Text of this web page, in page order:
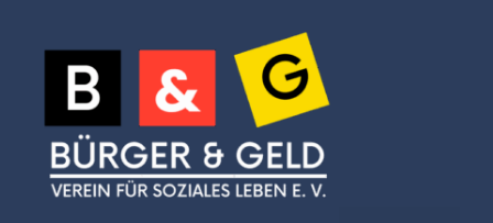
Inhalt
springen